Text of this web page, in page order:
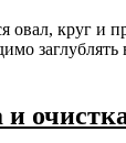
круг и
и